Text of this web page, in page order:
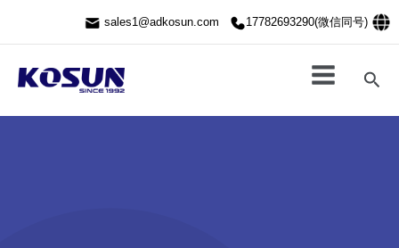
sales1@adkosun.com 17782693290(微信同号)
搜
索